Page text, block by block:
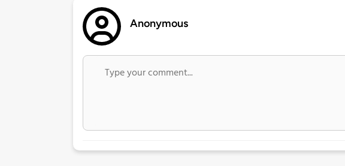
Anonymous